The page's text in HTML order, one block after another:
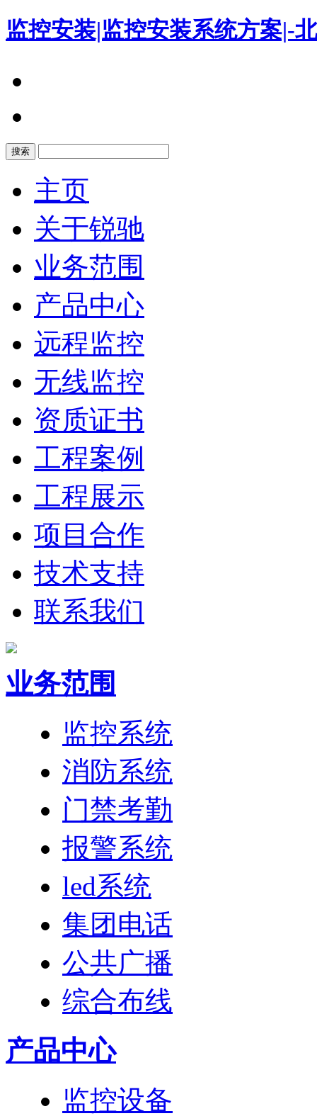
监控安装|监控安装系统方案|-
搜索
主页
关于锐驰
业务范围
产品中心
远程监控
无线监控
资质证书
工程案例
工程展示
项目合作
技术支持
联系我们
业务范围
监控系统
消防系统
门禁考勤
报警系统
led系统
集团电话
公共广播
综合布线
产品中心
监控设备